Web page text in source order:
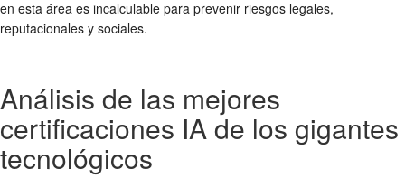
en esta área es incalculable para prevenir riesgos legales,
reputacionales y sociales.
Análisis de las mejores
certificaciones IA de los gigantes
tecnológicos